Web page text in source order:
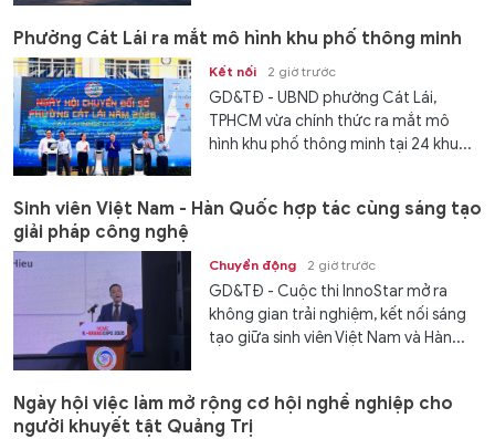
Phường Cát Lái ra mắt mô hình khu phố thông minh
Kết nối 2 giờ trước
GD&TĐ - UBND phường Cát Lái,
TPHCM vừa chính thức ra mắt mô
hình khu phố thông minh tại 24 khu...
Sinh viên Việt Nam - Hàn Quốc hợp tác cùng sáng tạo
giải pháp công nghệ
Chuyển động 2 giờ trước
GD&TĐ - Cuộc thi InnoStar mở ra
không gian trải nghiệm, kết nối sáng
tạo giữa sinh viên Việt Nam và Hàn...
Ngày hội việc làm mở rộng cơ hội nghề nghiệp cho
người khuyết tật Quảng Trị